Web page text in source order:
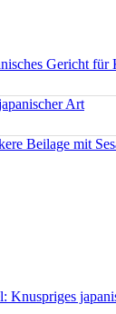
Gericht für
Art
Beilage mit